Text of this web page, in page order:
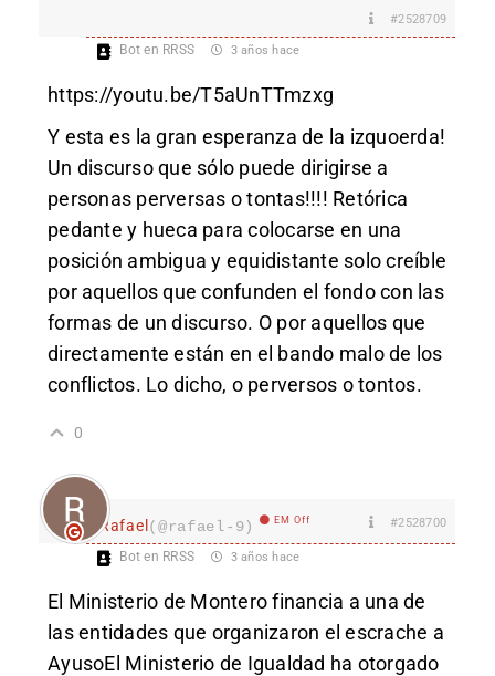
#2528709
Bot en RRSS 3 años hace
https://youtu.be/T5aUnTTmzxg
Y esta es la gran esperanza de la izquoerda!
Un discurso que sólo puede dirigirse a
personas perversas o tontas!!!! Retórica
pedante y hueca para colocarse en una
posición ambigua y equidistante solo creíble
por aquellos que confunden el fondo con las
formas de un discurso. O por aquellos que
directamente están en el bando malo de los
conflictos. Lo dicho, o perversos o tontos.
0
Rafael(@rafael-9) EM Off #2528700
Bot en RRSS 3 años hace
El Ministerio de Montero financia a una de
las entidades que organizaron el escrache a
AyusoEl Ministerio de Igualdad ha otorgado